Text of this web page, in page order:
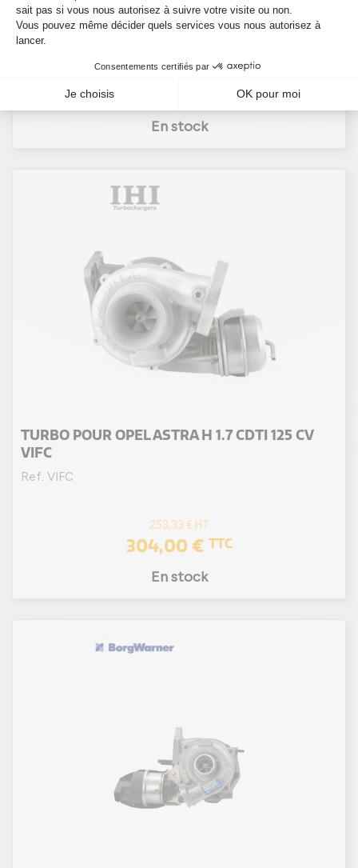
Ref. 717625-5001S
182,08 €HT
En stock
TURBO POUR OPEL ASTRA H 1.7 CDTI 125 CV
VIFC
Ref. VIFC
253,33 € HT
304,00 € TTC
En stock